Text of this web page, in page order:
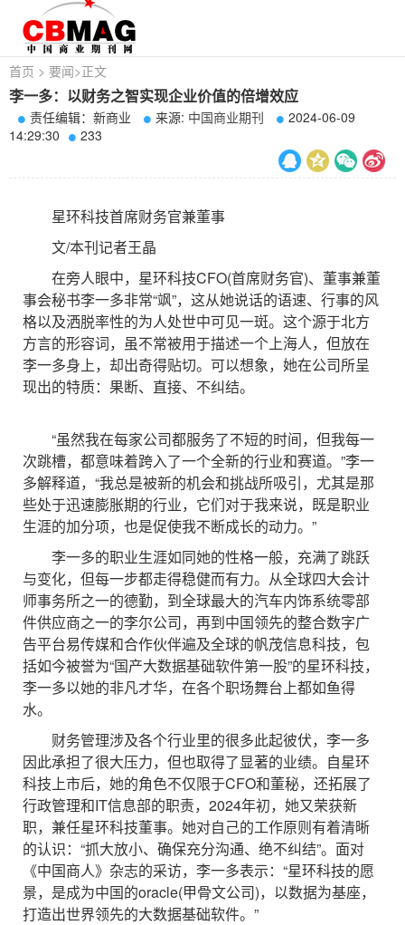
首页 > 要闻>正文
李一多：以财务之智实现企业价值的倍增效应
责任编辑：新商业 来源: 中国商业期刊
2024-06-09
14:29:30
233
星环科技首席财务官兼董事
文/本刊记者王晶
在旁人眼中，星环科技CFO(首席财务官)、董事兼董
事会秘书李一多非常“飒”，这从她说话的语速、行事的风
格以及洒脱率性的为人处世中可见一斑。这个源于北方
方言的形容词，虽不常被用于描述一个上海人，但放在
李一多身上，却出奇得贴切。可以想象，她在公司所呈
现出的特质：果断、直接、不纠结。
“虽然我在每家公司都服务了不短的时间，但我每一
次跳槽，都意味着跨入了一个全新的行业和赛道。”李一
多解释道，“我总是被新的机会和挑战所吸引，尤其是那
些处于迅速膨胀期的行业，它们对于我来说，既是职业
生涯的加分项，也是促使我不断成长的动力。”
李一多的职业生涯如同她的性格一般，充满了跳跃
与变化，但每一步都走得稳健而有力。从全球四大会计
师事务所之一的德勤，到全球最大的汽车内饰系统零部
件供应商之一的李尔公司，再到中国领先的整合数字广
告平台易传媒和合作伙伴遍及全球的帆茂信息科技，包
括如今被誉为“国产大数据基础软件第一股”的星环科技，
李一多以她的非凡才华，在各个职场舞台上都如鱼得
水。
财务管理涉及各个行业里的很多此起彼伏，李一多
因此承担了很大压力，但也取得了显著的业绩。自星环
科技上市后，她的角色不仅限于CFO和董秘，还拓展了
行政管理和IT信息部的职责，2024年初，她又荣获新
职，兼任星环科技董事。她对自己的工作原则有着清晰
的认识：“抓大放小、确保充分沟通、绝不纠结”。面对
《中国商人》杂志的采访，李一多表示：“星环科技的愿
景，是成为中国的oracle(甲骨文公司)，以数据为基座，
打造出世界领先的大数据基础软件。”